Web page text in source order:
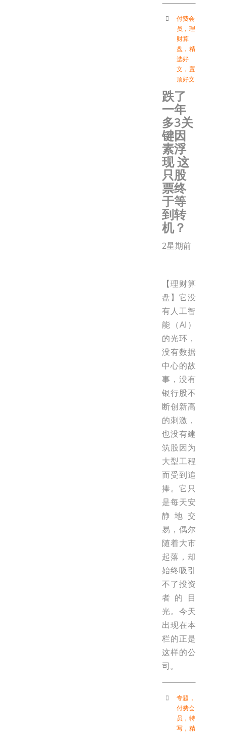
付费会
员 ， 理
财算
盘 ， 精
选好
文 ， 置
顶好文
跌了
一年
多3关
键因
素浮
现 这
只股
票终
于等
到转
机？
2星期前
【理财算
盘】它没
有人工智
能（AI）
的光环，
没有数据
中心的故
事，没有
银行股不
断创新高
的刺激，
也没有建
筑股因为
大型工程
而受到追
捧。它只
是每天安
静地交
易，偶尔
随着大市
起落，却
始终吸引
不了投资
者的目
光。今天
出现在本
栏的正是
这样的公
司。
专题 ，
付费会
员 ， 特
写 ， 精